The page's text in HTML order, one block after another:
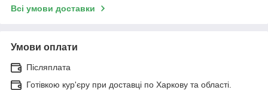
Всі умови доставки
Умови оплати
Післяплата
Готівкою кур'єру при доставці по Харкову та області.